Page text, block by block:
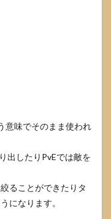
意味でそのまま使われ
出したりPvEでは敵を
ることができたりタ
になります。